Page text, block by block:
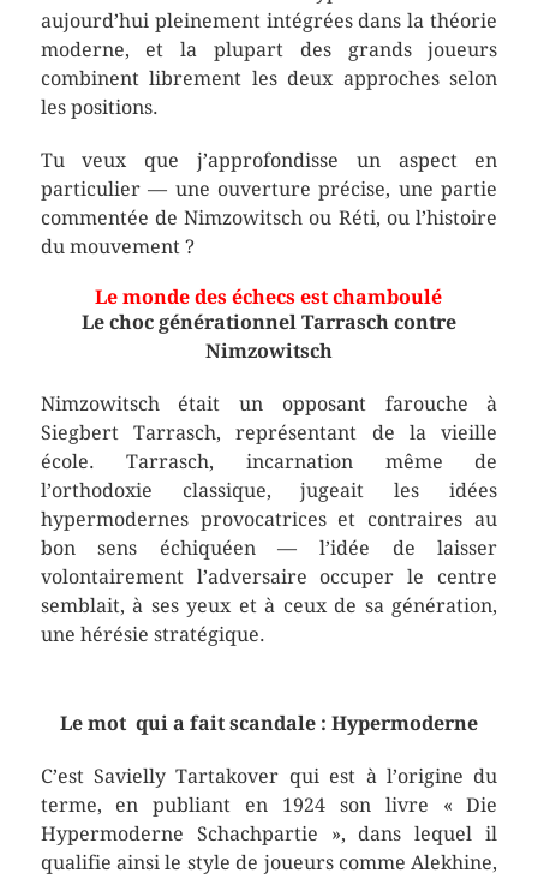
aujourd’hui pleinement intégrées dans la théorie
moderne, et la plupart des grands joueurs
combinent librement les deux approches selon
les positions.
Tu veux que j’approfondisse un aspect en
particulier — une ouverture précise, une partie
commentée de Nimzowitsch ou Réti, ou l’histoire
du mouvement ?
Le monde des échecs est chamboulé
Le choc générationnel Tarrasch contre
Nimzowitsch
Nimzowitsch était un opposant farouche à
Siegbert Tarrasch, représentant de la vieille
école. Tarrasch, incarnation même de
l’orthodoxie classique, jugeait les idées
hypermodernes provocatrices et contraires au
bon sens échiquéen — l’idée de laisser
volontairement l’adversaire occuper le centre
semblait, à ses yeux et à ceux de sa génération,
une hérésie stratégique.
Le mot qui a fait scandale : Hypermoderne
C’est Savielly Tartakover qui est à l’origine du
terme, en publiant en 1924 son livre « Die
Hypermoderne Schachpartie », dans lequel il
qualifie ainsi le style de joueurs comme Alekhine,